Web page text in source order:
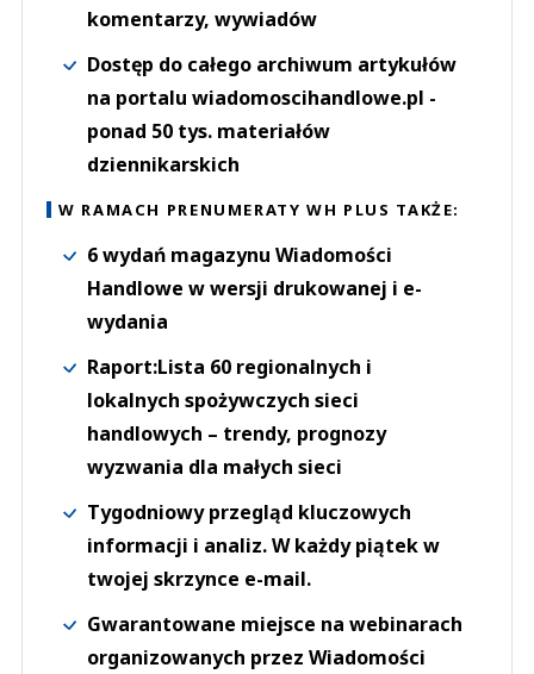
komentarzy, wywiadów
Dostęp do całego archiwum artykułów
na portalu wiadomoscihandlowe.pl -
ponad 50 tys. materiałów
dziennikarskich
W RAMACH PRENUMERATY WH PLUS TAKŻE:
6 wydań magazynu Wiadomości
Handlowe w wersji drukowanej i e-
wydania
Raport:Lista 60 regionalnych i
lokalnych spożywczych sieci
handlowych – trendy, prognozy
wyzwania dla małych sieci
Tygodniowy przegląd kluczowych
informacji i analiz. W każdy piątek w
twojej skrzynce e-mail.
Gwarantowane miejsce na webinarach
organizowanych przez Wiadomości